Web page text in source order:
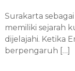
Surakarta
memiliki sejarah
dijelajahi. Ketika
berpengaruh […]